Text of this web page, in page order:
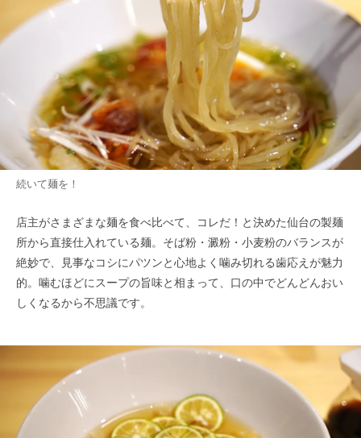
続いて麺を！
店主がさまざまな麺を食べ比べて、コレだ！と決めた仙台の製麺
所から直接仕入れている麺。そば粉・澱粉・小麦粉のバランスが
絶妙で、見事なコシにパツンと心地よく噛み切れる歯応えが魅力
的。噛むほどにスープの旨味と相まって、口の中でどんどんおい
しくなるから不思議です。